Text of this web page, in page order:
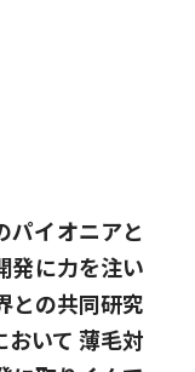
パイオニアと
発に力を注い
との共同研究
いて 薄毛対